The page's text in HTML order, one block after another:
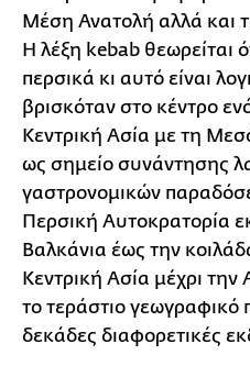
Μέση Ανατολή αλλά και
Η λέξη kebab θεωρείται
περσικά κι αυτό είναι
βρισκόταν στο κέντρο
Κεντρική Ασία με τη
ως σημείο συνάντησης
γαστρονομικών
Περσική Αυτοκρατορία
Βαλκάνια έως την
Κεντρική Ασία μέχρι
το τεράστιο γεωγραφικό
δεκάδες διαφορετικές